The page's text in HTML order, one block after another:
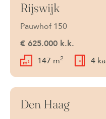
Beschikbaar
Rijswijk
Pauwhof 150
€ 625.000 k.k.
147 m2 4
Beschikbaar
Den Haag